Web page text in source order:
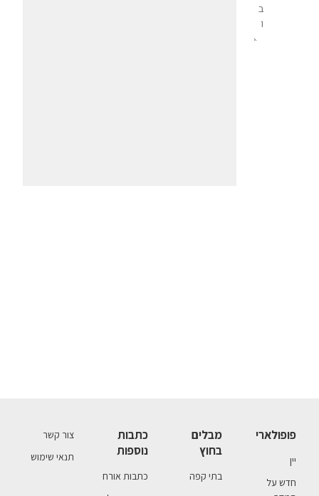
פופולארי
יין
חדש על
מבלים
בחוץ
בתי קפה
כתבות
נוספות
כתבות אורח
צור קשר
תנאי שימוש